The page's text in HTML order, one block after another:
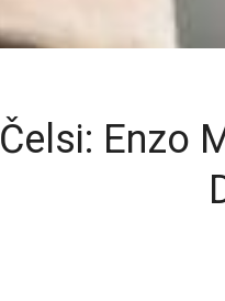
Čelsi: Enzo